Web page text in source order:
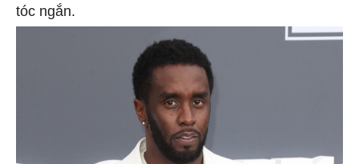
tóc ngắn.